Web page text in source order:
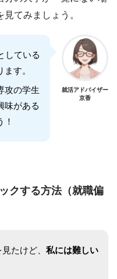
てみましょう。
している
す。
攻の学生
味がある
就活アドバイザー
京香
クする方法（就職偏
たけど、 私には難しい